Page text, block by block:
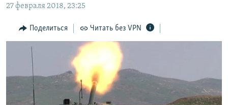
Вернутся
поиску
ИНТЕРАКТИВ
ИНФОГРАФИКА
ТЕЛЕПРОЕКТ КРЫМ.РЕАЛИИ
СОВЕТЫ ПРАВОЗАЩИТНИКОВ
ПРОПАВШИЕ БЕЗ ВЕСТИ
ПОБЕДИТЕЛЕЙ НЕ СУДЯТ?
РАДІО СВОБОДА
КАК ОБОЙТИ БЛОКИРОВКУ
Українською
Qırımtatar
ПРИСОЕДИНЯЙТЕСЬ!
27 февраля 2018, 23:25
Поделиться Читать без VPN